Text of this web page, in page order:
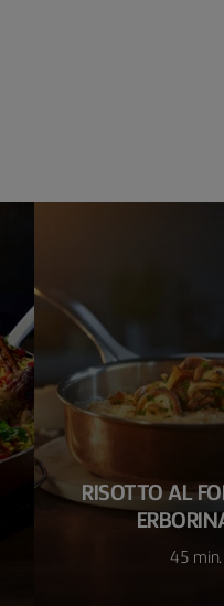
RISOTTO AL
45 min.